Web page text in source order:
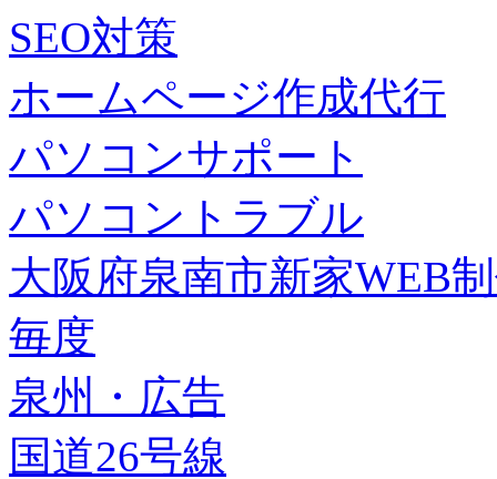
SEO対策
ホームページ作成代行
パソコンサポート
パソコントラブル
大阪府泉南市新家WEB
毎度
泉州・広告
国道26号線